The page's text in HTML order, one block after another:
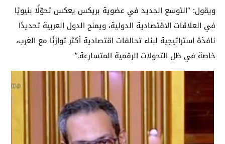
ويقول: “التوسع الجديد في عضوية بريكس يعكس تحوّلًا بنيويًا
في العلاقات الاقتصادية الدولية، ويمنح الدول العربية تحديدًا
نافذة استراتيجية لبناء تحالفات اقتصادية أكثر توازنًا مع الغرب،
خاصة في ظل التحولات الرقمية المتسارعة.”